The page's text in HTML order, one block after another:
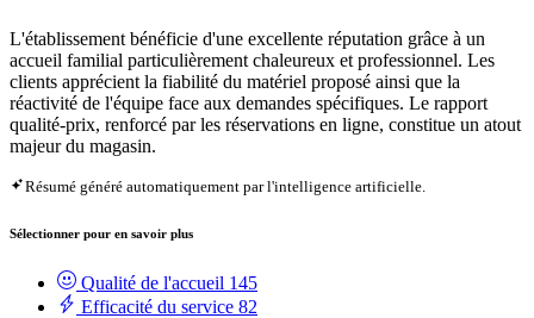
L'établissement bénéficie d'une excellente réputation grâce à un
accueil familial particulièrement chaleureux et professionnel. Les
clients apprécient la fiabilité du matériel proposé ainsi que la
réactivité de l'équipe face aux demandes spécifiques. Le rapport
qualité-prix, renforcé par les réservations en ligne, constitue un atout
majeur du magasin.
Résumé généré automatiquement par l'intelligence artificielle.
Sélectionner pour en savoir plus
Qualité de l'accueil 145
Efficacité du service 82